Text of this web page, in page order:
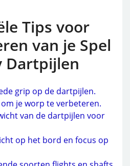
Tips voor
van je Spel
Dartpijlen
grip op de dartpijlen.
je worp te verbeteren.
van de dartpijlen voor
op het bord en focus op